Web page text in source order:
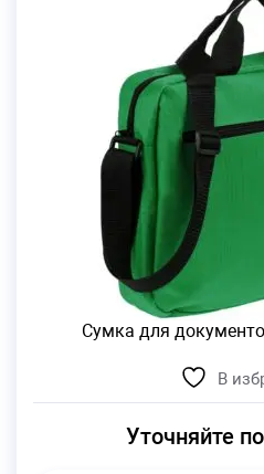
Сумка для
В
Уточняйте